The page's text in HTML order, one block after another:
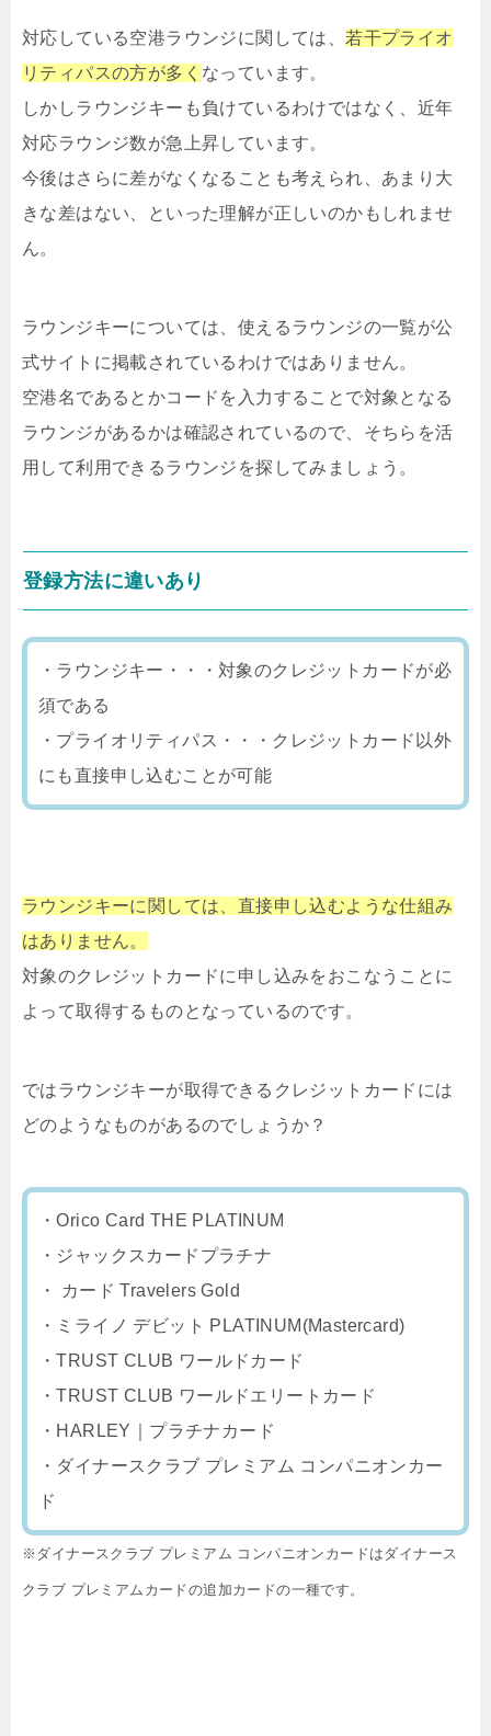
対応している空港ラウンジに関しては、 若干プライオ
リティパスの方が多く なっています。
しかしラウンジキーも負けているわけではなく、近年
対応ラウンジ数が急上昇しています。
今後はさらに差がなくなることも考えられ、あまり大
きな差はない、といった理解が正しいのかもしれませ
ん。
ラウンジキーについては、使えるラウンジの一覧が公
式サイトに掲載されているわけではありません。
空港名であるとかコードを入力することで対象となる
ラウンジがあるかは確認されているので、そちらを活
用して利用できるラウンジを探してみましょう。
登録方法に違いあり
・ラウンジキー・・・対象のクレジットカードが必
須である
・プライオリティパス・・・クレジットカード以外
にも直接申し込むことが可能
ラウンジキーに関しては、直接申し込むような仕組み
はありません。
対象のクレジットカードに申し込みをおこなうことに
よって取得するものとなっているのです。
ではラウンジキーが取得できるクレジットカードには
どのようなものがあるのでしょうか？
・Orico Card THE PLATINUM
・ジャックスカードプラチナ
・ カード Travelers Gold
・ミライノ デビット PLATINUM(Mastercard)
・TRUST CLUB ワールドカード
・TRUST CLUB ワールドエリートカード
・HARLEY｜プラチナカード
・ダイナースクラブ プレミアム コンパニオンカー
ド
※ダイナースクラブ プレミアム コンパニオンカードはダイナース
クラブ プレミアムカードの追加カードの一種です。